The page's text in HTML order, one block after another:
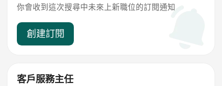
你會收到這次搜尋中未來上新職位的訂閱通知
創建訂閱
客戶服務主任